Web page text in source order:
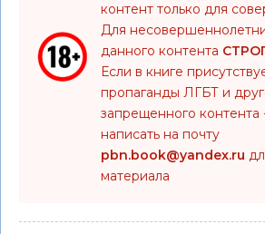
контент только для
Для
данного контента
Если в книге
пропаганды ЛГБТ и
запрещенного контента
написать на почту
pbn.book@yandex.ru
материала